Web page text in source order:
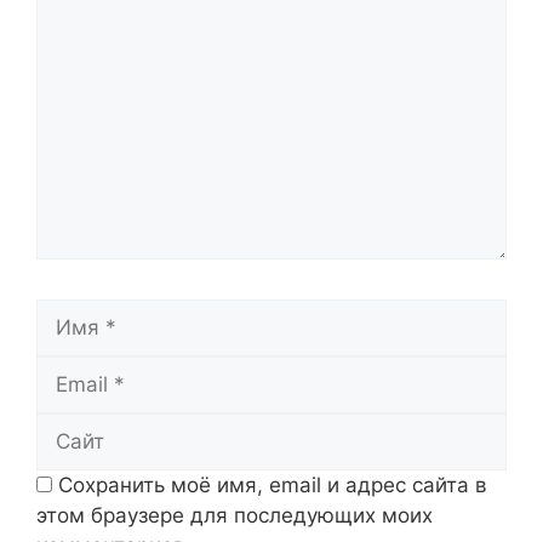
Сохранить моё имя, email и адрес сайта в
этом браузере для последующих моих